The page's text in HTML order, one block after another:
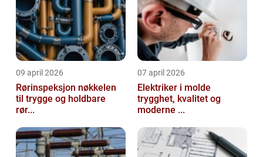
09 april 2026
Rørinspeksjon nøkkelen
til trygge og holdbare
rør...
07 april 2026
Elektriker i molde
trygghet, kvalitet og
moderne ...